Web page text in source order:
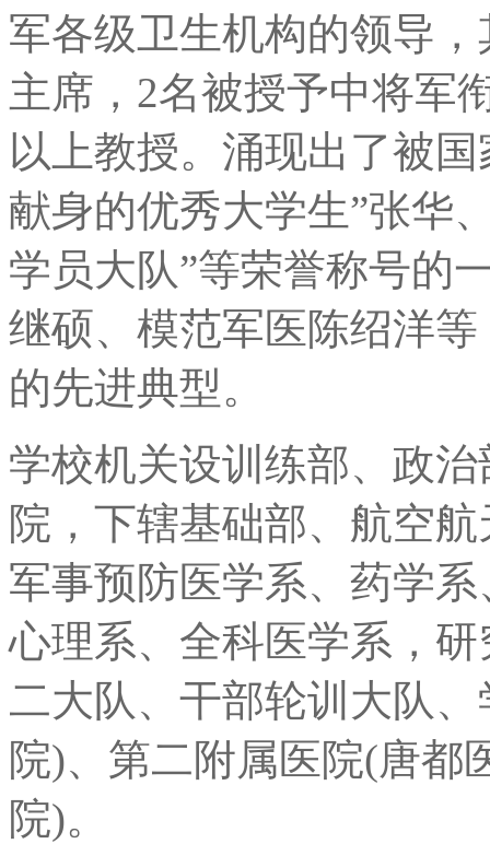
军各级卫生机构的领导
主席，2名被授予中将军
以上教授。涌现出了被
献身的优秀大学生”张华
学员大队”等荣誉称号的
继硕、模范军医陈绍洋
的先进典型。
学校机关设训练部、政
院，下辖基础部、航空
军事预防医学系、药学
心理系、全科医学系，
二大队、干部轮训大队
院)、第二附属医院(唐都
院)。